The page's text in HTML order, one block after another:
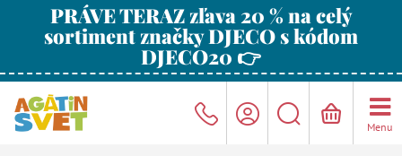
PRÁVE TERAZ zľava 20 % na celý
sortiment značky DJECO s kódom
DJECO20 👉
Menu